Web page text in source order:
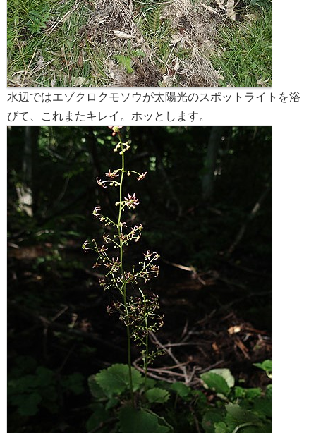
水辺ではエゾクロクモソウが太陽光のスポットライトを浴
びて、これまたキレイ。ホッとします。